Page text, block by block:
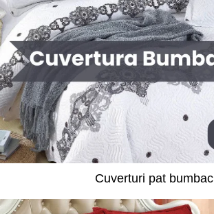
Cuverturi pat bumbac